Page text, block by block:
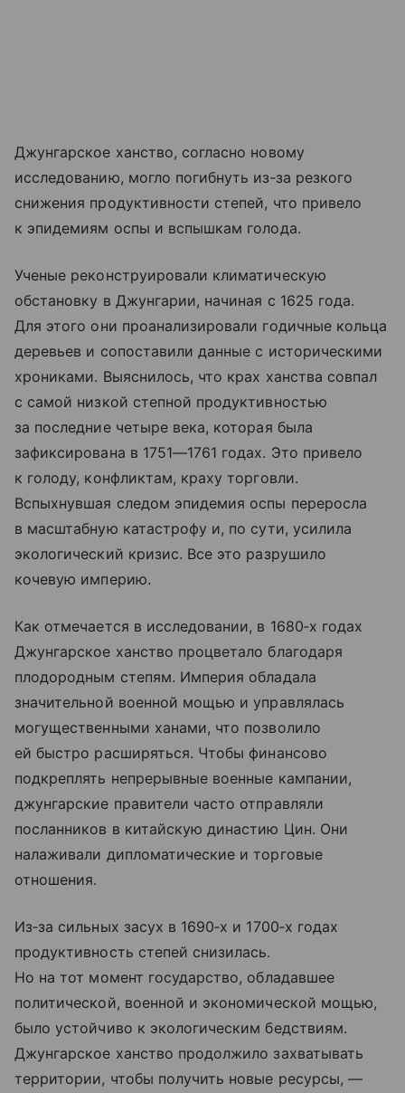
Джунгарское ханство, согласно новому
исследованию, могло погибнуть из‑за резкого
снижения продуктивности степей, что привело
к эпидемиям оспы и вспышкам голода.
Ученые реконструировали климатическую
обстановку в Джунгарии, начиная с 1625 года.
Для этого они проанализировали годичные кольца
деревьев и сопоставили данные с историческими
хрониками. Выяснилось, что крах ханства совпал
с самой низкой степной продуктивностью
за последние четыре века, которая была
зафиксирована в 1751—1761 годах. Это привело
к голоду, конфликтам, краху торговли.
Вспыхнувшая следом эпидемия оспы переросла
в масштабную катастрофу и, по сути, усилила
экологический кризис. Все это разрушило
кочевую империю.
Как отмечается в исследовании, в 1680‑х годах
Джунгарское ханство процветало благодаря
плодородным степям. Империя обладала
значительной военной мощью и управлялась
могущественными ханами, что позволило
ей быстро расширяться. Чтобы финансово
подкреплять непрерывные военные кампании,
джунгарские правители часто отправляли
посланников в китайскую династию Цин. Они
налаживали дипломатические и торговые
отношения.
Из‑за сильных засух в 1690‑х и 1700‑х годах
продуктивность степей снизилась.
Но на тот момент государство, обладавшее
политической, военной и экономической мощью,
было устойчиво к экологическим бедствиям.
Джунгарское ханство продолжило захватывать
территории, чтобы получить новые ресурсы, —